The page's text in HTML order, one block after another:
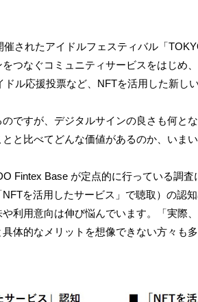
されたアイドルフェスティバル「
つなぐコミュニティサービスをはじめ
ドル応援投票など、NFTを活用した新し
ですが、デジタルサインの良さも何と
と比べてどんな価値があるのか、いま
Fintex Base が定点的に行っている調査
を活用したサービス」で聴取）の認
利用意向は伸び悩んでいます。「実際
体的なメリットを想像できない方々も